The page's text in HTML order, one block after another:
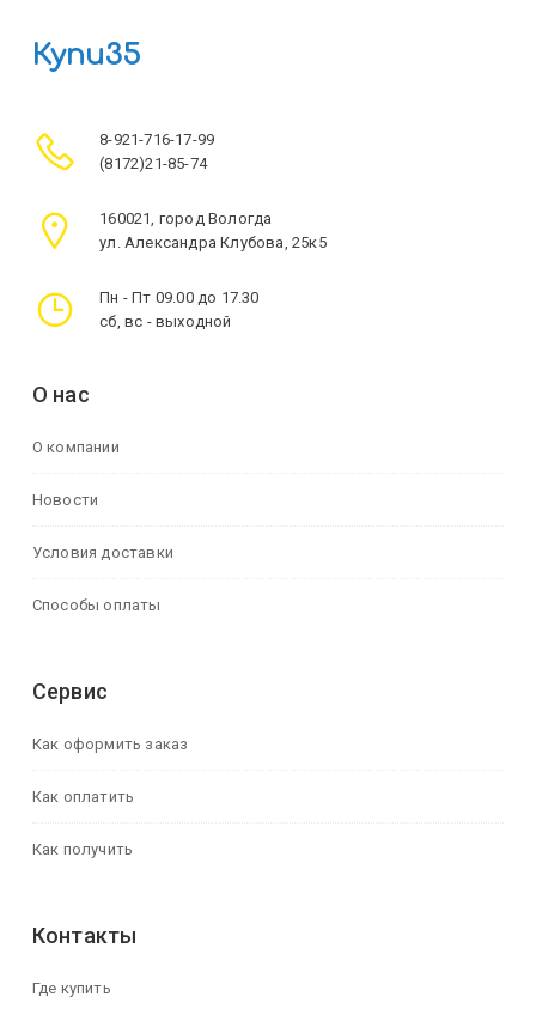
Купи35
8-921-716-17-99
(8172)21-85-74
160021, город Вологда
ул. Александра Клубова, 25к5
Пн - Пт 09.00 до 17.30
сб, вс - выходной
О нас
О компании
Новости
Условия доставки
Способы оплаты
Сервис
Как оформить заказ
Как оплатить
Как получить
Контакты
Где купить